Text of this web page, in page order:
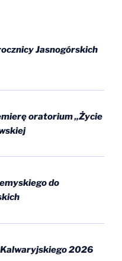
Jasnogórskich
oratorium „Życie
do
2026